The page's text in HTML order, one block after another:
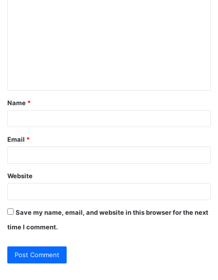
t
*
Name *
Email *
Website
Save my name, email, and website in this browser for the next
time I comment.